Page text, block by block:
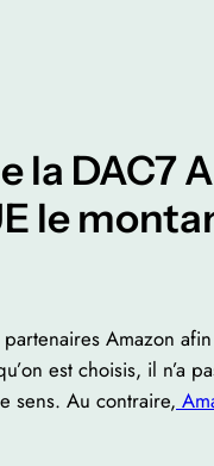
la DAC7
le
Amazon
est choisis, il n’a
sens. Au contraire,